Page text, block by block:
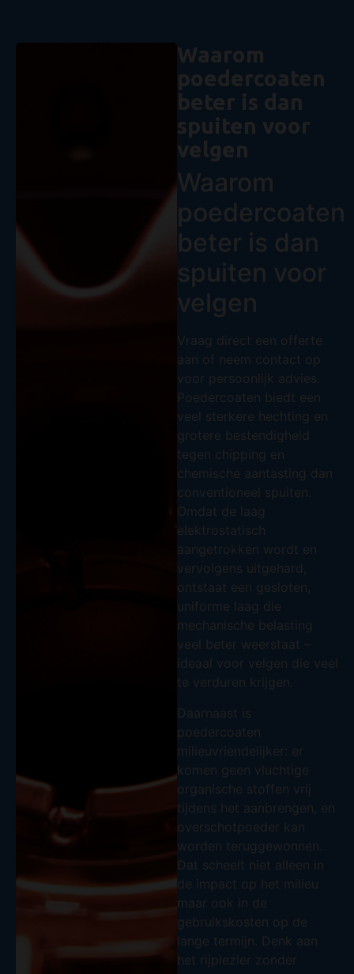
Waarom
poedercoaten
beter is dan
spuiten voor
velgen
Waarom
poedercoaten
beter is dan
spuiten voor
velgen
Vraag direct een offerte
aan of neem contact op
voor persoonlijk advies
Poedercoaten biedt een
veel sterkere hechting en
grotere bestendigheid
tegen chipping en
chemische aantasting dan
conventioneel spuiten.
Omdat de laag
elektrostatisch
aangetrokken wordt en
vervolgens uitgehard,
ontstaat een gesloten,
uniforme laag die
mechanische belasting
veel beter weerstaat –
ideaal voor velgen die veel
te verduren krijgen.
Daarnaast is
poedercoaten
milieuvriendelijker: er
komen geen vluchtige
organische stoffen vrij
tijdens het aanbrengen, en
overschotpoeder kan
worden teruggewonnen.
Dat scheelt niet alleen in
de impact op het milieu
maar ook in de
gebruikskosten op de
lange termijn. Denk aan
het rijplezier zonder